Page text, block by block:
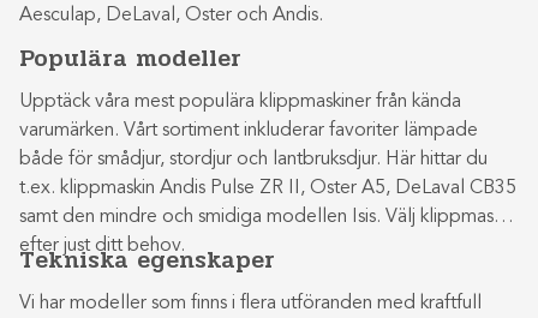
Aesculap, DeLaval, Oster och Andis.
Populära modeller
Upptäck våra mest populära klippmaskiner från kända
varumärken. Vårt sortiment inkluderar favoriter lämpade
både för smådjur, stordjur och lantbruksdjur. Här hittar du
t.ex. klippmaskin Andis Pulse ZR II, Oster A5, DeLaval CB35
samt den mindre och smidiga modellen Isis. Välj klippmaskin
efter just ditt behov.
Tekniska egenskaper
Vi har modeller som finns i flera utföranden med kraftfull